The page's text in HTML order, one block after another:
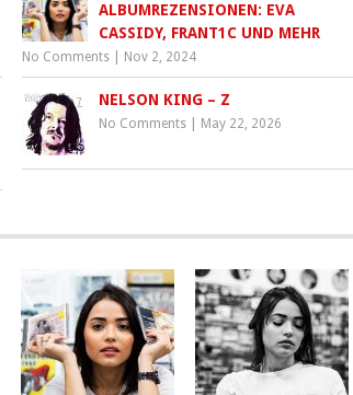
ALBUMREZENSIONEN: EVA
CASSIDY, FRANT1C UND MEHR
No Comments Nov 2, 2024
NELSON KING – Z
No Comments May 22, 2026